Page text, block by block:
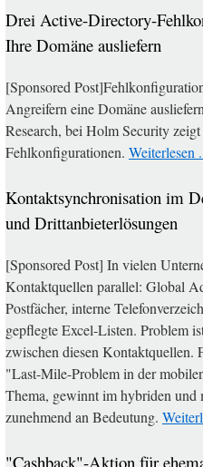
Drei Active-Directory-
Ihre Domäne ausliefern
[Sponsored
Angreifern eine Domäne
Research, bei Holm Security
Fehlkonfigurationen. Weiterlesen
Kontaktsynchronisation im
und Drittanbieterlösungen
[Sponsored Post] In vielen
Kontaktquellen parallel: Global
Postfächer, interne
gepflegte Excel-Listen. Problem
zwischen diesen Kontaktquellen.
"Last-Mile-Problem in der
Thema, gewinnt im hybriden
zunehmend an Bedeutung.
"Cashback"-Aktion für